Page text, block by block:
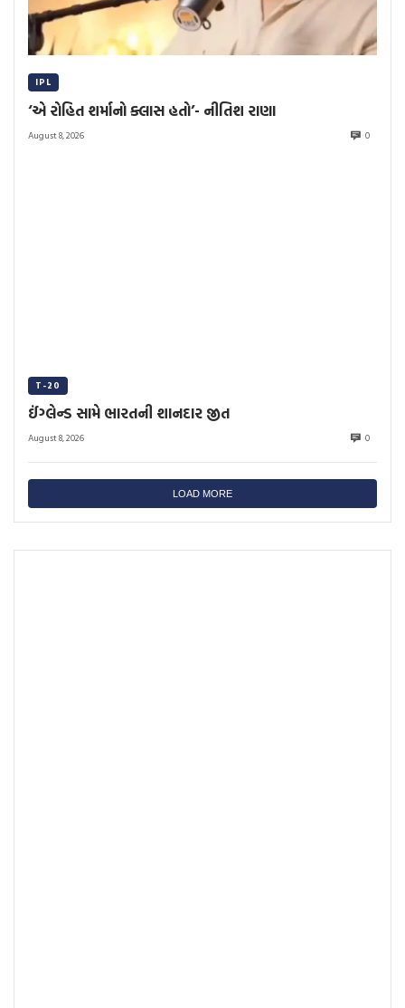
IPL
‘એ રોહિત શર્માનો ક્લાસ હતો’- નીતિશ રાણા
August 8, 2026 0
T-20
ઈંગ્લેન્ડ સામે ભારતની શાનદાર જીત
August 8, 2026 0
LOAD MORE